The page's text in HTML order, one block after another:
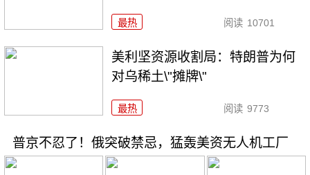
最热 阅读 10701
美利坚资源收割局：特朗普为何
对乌稀土\"摊牌\"
最热 阅读 9773
普京不忍了！俄突破禁忌，猛轰美资无人机工厂